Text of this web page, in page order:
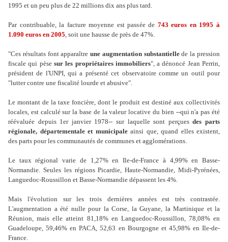
1995 et un peu plus de 22 millions dix ans plus tard.
Par contribuable, la facture moyenne est passée de 743 euros en 1995 à
1.090 euros en 2005, soit une hausse de près de 47%.
"Ces résultats font apparaîtreune augmentation substantiellede la pression
fiscale qui pèse sur les propriétaires immobiliers", a dénoncé Jean Perrin,
président de l'UNPI, qui a présenté cet observatoire comme un outil pour
"lutter contre une fiscalité lourde et abusive".
Le montant de la taxe foncière, dont le produit est destiné aux collectivités
locales, est calculé sur la base de la valeur locative du bien --qui n'a pas été
réévaluée depuis 1er janvier 1978-- sur laquelle sont perçuesdes parts
régionale, départementale et municipaleainsi que, quand elles existent,
des parts pour les communautés de communes et agglomérations.
Le taux régional varie de 1,27% en Ile-de-France à 4,99% en Basse-
Normandie. Seules les régions Picardie, Haute-Normandie, Midi-Pyrénées,
Languedoc-Roussillon et Basse-Normandie dépassent les 4%.
Mais l'évolution sur les trois dernières années est très contrastée.
L'augmentation a été nulle pour la Corse, la Guyane, la Martinique et la
Réunion, mais elle atteint 81,18% en Languedoc-Roussillon, 78,08% en
Guadeloupe, 59,46% en PACA, 52,63 en Bourgogne et 45,98% en Ile-de-
France.